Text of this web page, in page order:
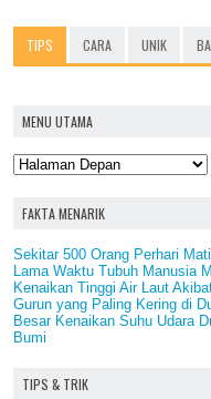
TIPS CARA UNIK
MENU UTAMA
FAKTA MENARIK
Sekitar 500 Orang Perhari
Lama Waktu Tubuh Manusia
Kenaikan Tinggi Air Laut
Gurun yang Paling Kering di
Besar Kenaikan Suhu Udara
Bumi
TIPS & TRIK